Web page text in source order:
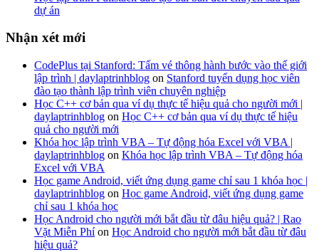
dự án
Nhận xét mới
CodePlus tại Stanford: Tấm vé thông hành bước vào thế giới
lập trình | daylaptrinhblog on Stanford tuyển dụng học viên
đào tạo thành lập trình viên chuyên nghiệp
Học C++ cơ bản qua ví dụ thực tế hiệu quả cho người mới |
daylaptrinhblog on Học C++ cơ bản qua ví dụ thực tế hiệu
quả cho người mới
Khóa học lập trình VBA – Tự động hóa Excel với VBA |
daylaptrinhblog on Khóa học lập trình VBA – Tự động hóa
Excel với VBA
Học game Android, viết ứng dụng game chỉ sau 1 khóa học |
daylaptrinhblog on Học game Android, viết ứng dụng game
chỉ sau 1 khóa học
Học Android cho người mới bắt đầu từ đâu hiệu quả? | Rao
Vặt Miễn Phíon Học Android cho người mới bắt đầu từ đâu
hiệu quả?